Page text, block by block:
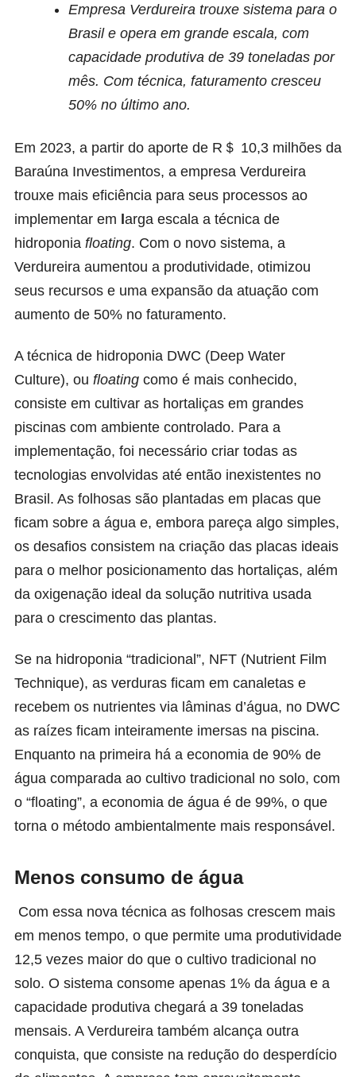
Empresa Verdureira trouxe sistema para o
Brasil e opera em grande escala, com
capacidade produtiva de 39 toneladas por
mês. Com técnica, faturamento cresceu
50% no último ano.
Em 2023, a partir do aporte de R＄ 10,3 milhões da
Baraúna Investimentos, a empresa Verdureira
trouxe mais eficiência para seus processos ao
implementar em larga escala a técnica de
hidroponia floating. Com o novo sistema, a
Verdureira aumentou a produtividade, otimizou
seus recursos e uma expansão da atuação com
aumento de 50% no faturamento.
A técnica de hidroponia DWC (Deep Water
Culture), ou floating como é mais conhecido,
consiste em cultivar as hortaliças em grandes
piscinas com ambiente controlado. Para a
implementação, foi necessário criar todas as
tecnologias envolvidas até então inexistentes no
Brasil. As folhosas são plantadas em placas que
ficam sobre a água e, embora pareça algo simples,
os desafios consistem na criação das placas ideais
para o melhor posicionamento das hortaliças, além
da oxigenação ideal da solução nutritiva usada
para o crescimento das plantas.
Se na hidroponia “tradicional”, NFT (Nutrient Film
Technique), as verduras ficam em canaletas e
recebem os nutrientes via lâminas d’água, no DWC
as raízes ficam inteiramente imersas na piscina.
Enquanto na primeira há a economia de 90% de
água comparada ao cultivo tradicional no solo, com
o “floating”, a economia de água é de 99%, o que
torna o método ambientalmente mais responsável.
Menos consumo de água
Com essa nova técnica as folhosas crescem mais
em menos tempo, o que permite uma produtividade
12,5 vezes maior do que o cultivo tradicional no
solo. O sistema consome apenas 1% da água e a
capacidade produtiva chegará a 39 toneladas
mensais. A Verdureira também alcança outra
conquista, que consiste na redução do desperdício